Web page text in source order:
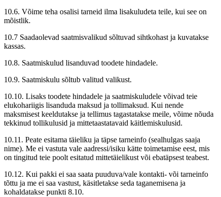
10.6. Võime teha osalisi tarneid ilma lisakuludeta teile, kui see on
mõistlik.
10.7 Saadaolevad saatmisvalikud sõltuvad sihtkohast ja kuvatakse
kassas.
10.8. Saatmiskulud lisanduvad toodete hindadele.
10.9. Saatmiskulu sõltub valitud valikust.
10.10. Lisaks toodete hindadele ja saatmiskuludele võivad teie
elukohariigis lisanduda maksud ja tollimaksud. Kui nende
maksmisest keeldutakse ja tellimus tagastatakse meile, võime nõuda
tekkinud tollikulusid ja mittetaastatavaid käitlemiskulusid.
10.11. Peate esitama täieliku ja täpse tarneinfo (sealhulgas saaja
nime). Me ei vastuta vale aadressi/isiku kätte toimetamise eest, mis
on tingitud teie poolt esitatud mittetäielikust või ebatäpsest teabest.
10.12. Kui pakki ei saa saata puuduva/vale kontakti- või tarneinfo
tõttu ja me ei saa vastust, käsitletakse seda taganemisena ja
kohaldatakse punkti 8.10.